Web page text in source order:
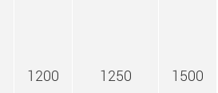
1200 1250 1500